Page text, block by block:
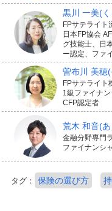
黒川 一美(
FPサテライト
日本FP協会
グ技能士、日
ー認定、ファ
曽布川 美穂
FPサテライト
1級ファイナ
CFP認定者
荒木 和音(
金融分野専門
ファイナンシ
タグ： 保険の選び方